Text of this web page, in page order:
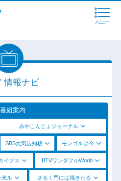
メニュー
情報ナビ
番組案内
みやこんじょジャーナル
SBS元気告知板 モンゴルは今
イブス BTVワンダフルWorld
来ル さるく門には福きたる